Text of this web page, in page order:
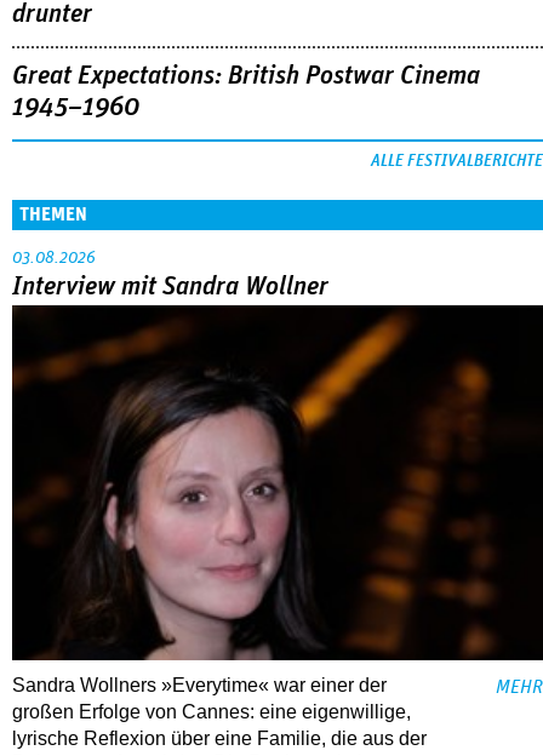
drunter
Great Expectations: British Postwar Cinema
1945–1960
ALLE FESTIVALBERICHTE
THEMEN
03.08.2026
Interview mit Sandra Wollner
Sandra Wollners »Everytime« war einer der
großen Erfolge von Cannes: eine eigenwillige,
lyrische Reflexion über eine ­Familie, die aus der
MEHR